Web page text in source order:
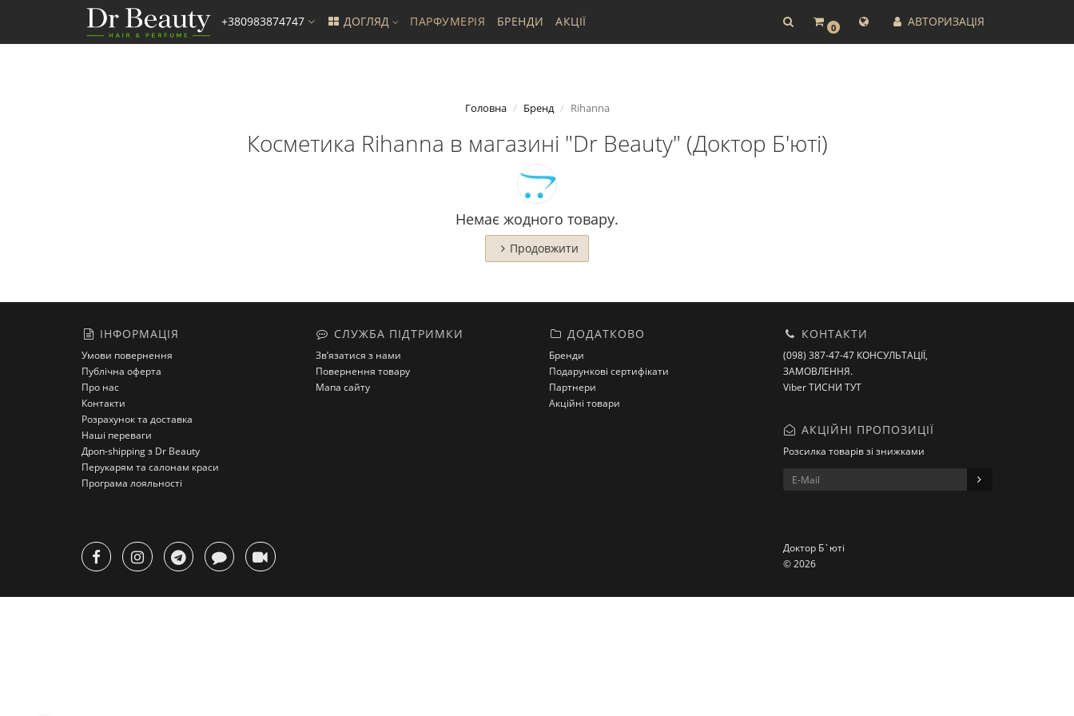
0 АВТОРИЗАЦІЯ
+380983874747 ДОГЛЯД ПАРФУМЕРІЯ БРЕНДИ АКЦІЇ
Головна Бренд Rihanna
Косметика Rihanna в магазині "Dr Beauty" (Доктор Б'юті)
Немає жодного товару.
Продовжити
ІНФОРМАЦІЯ
Умови повернення
Публічна оферта
Про нас
Контакти
Розрахунок та доставка
Наші переваги
Дроп-shipping з Dr Beauty
Перукарям та салонам краси
Програма лояльності
СЛУЖБА ПІДТРИМКИ
Зв’язатися з нами
Повернення товару
Мапа сайту
ДОДАТКОВО
Бренди
Подарункові сертифікати
Партнери
Акційні товари
КОНТАКТИ
(098) 387-47-47 КОНСУЛЬТАЦІЇ,
ЗАМОВЛЕННЯ.
Viber ТИСНИ ТУТ
АКЦІЙНІ ПРОПОЗИЦІЇ
Розсилка товарів зі знижками
Доктор Б`юті
© 2026